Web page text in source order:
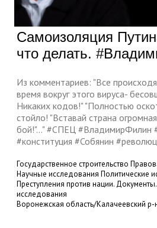
Самоизоляция
что делать.
Из комментариев: "Все
время вокруг этого вируса-
Никаких кодов!" "Полностью
стойло! "Вставай страна
бой!"..." #СПЕЦ #ВладимирФилин
#конституция #Собянин
Государственное строительство
Научные исследования Политические
Преступления против нации. Документы.
исследования
Воронежская область/Калачеевский р-